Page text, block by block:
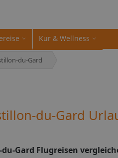
Kur & Wellness
du-Gard
du-Gard
Gard Flugreisen